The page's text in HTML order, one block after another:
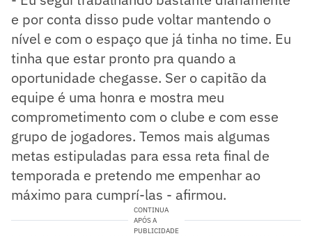
e por conta disso pude voltar mantendo o
nível e com o espaço que já tinha no time. Eu
tinha que estar pronto pra quando a
oportunidade chegasse. Ser o capitão da
equipe é uma honra e mostra meu
comprometimento com o clube e com esse
grupo de jogadores. Temos mais algumas
metas estipuladas para essa reta final de
temporada e pretendo me empenhar ao
máximo para cumprí-las - afirmou.
CONTINUA
APÓS A
PUBLICIDADE